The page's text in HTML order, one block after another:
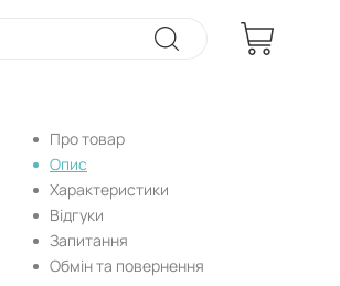
Про товар
Опис
Характеристики
Відгуки
Запитання
Обмін та повернення